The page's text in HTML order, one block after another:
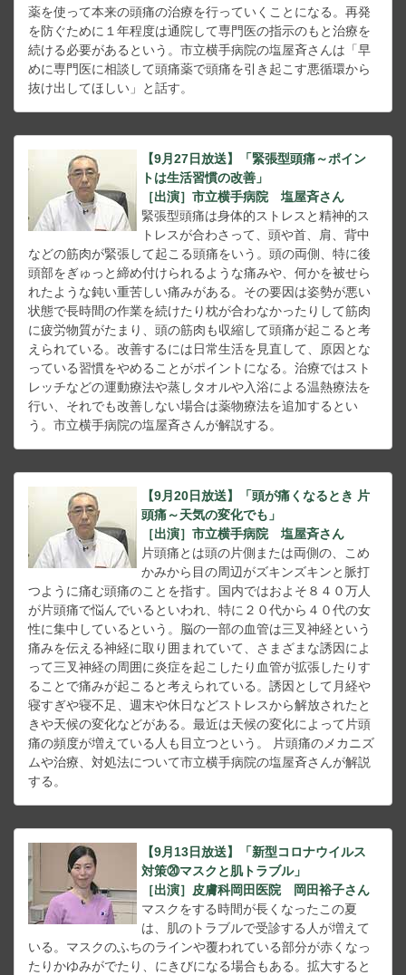
薬を使って本来の頭痛の治療を行っていくことになる。再発
を防ぐために１年程度は通院して専門医の指示のもと治療を
続ける必要があるという。市立横手病院の塩屋斉さんは「早
めに専門医に相談して頭痛薬で頭痛を引き起こす悪循環から
抜け出してほしい」と話す。
【9月27日放送】「緊張型頭痛～ポイン
トは生活習慣の改善」
［出演］市立横手病院 塩屋斉さん
緊張型頭痛は身体的ストレスと精神的ス
トレスが合わさって、頭や首、肩、背中
などの筋肉が緊張して起こる頭痛をいう。頭の両側、特に後
頭部をぎゅっと締め付けられるような痛みや、何かを被せら
れたような鈍い重苦しい痛みがある。その要因は姿勢が悪い
状態で長時間の作業を続けたり枕が合わなかったりして筋肉
に疲労物質がたまり、頭の筋肉も収縮して頭痛が起こると考
えられている。改善するには日常生活を見直して、原因とな
っている習慣をやめることがポイントになる。治療ではスト
レッチなどの運動療法や蒸しタオルや入浴による温熱療法を
行い、それでも改善しない場合は薬物療法を追加するとい
う。市立横手病院の塩屋斉さんが解説する。
【9月20日放送】「頭が痛くなるとき 片
頭痛～天気の変化でも」
［出演］市立横手病院 塩屋斉さん
片頭痛とは頭の片側または両側の、こめ
かみから目の周辺がズキンズキンと脈打
つように痛む頭痛のことを指す。国内ではおよそ８４０万人
が片頭痛で悩んでいるといわれ、特に２０代から４０代の女
性に集中しているという。脳の一部の血管は三叉神経という
痛みを伝える神経に取り囲まれていて、さまざまな誘因によ
って三叉神経の周囲に炎症を起こしたり血管が拡張したりす
ることで痛みが起こると考えられている。誘因として月経や
寝すぎや寝不足、週末や休日などストレスから解放されたと
きや天候の変化などがある。最近は天候の変化によって片頭
痛の頻度が増えている人も目立つという。 片頭痛のメカニズ
ムや治療、対処法について市立横手病院の塩屋斉さんが解説
する。
【9月13日放送】「新型コロナウイルス
対策⑳マスクと肌トラブル」
［出演］皮膚科岡田医院 岡田裕子さん
マスクをする時間が長くなったこの夏
は、肌のトラブルで受診する人が増えて
いる。マスクのふちのラインや覆われている部分が赤くなっ
たりかゆみがでたり、にきびになる場合もある。拡大すると